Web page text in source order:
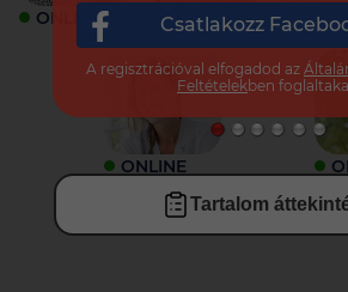
ONLINE ONLINE
ONLINE
Tartalom
Csatlakozz
A regisztrációval elfogadod az
Feltételekben